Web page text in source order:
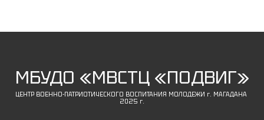
МБУДО «МВСТЦ «ПОДВИГ»
ЦЕНТР ВОЕННО-ПАТРИОТИЧЕСКОГО ВОСПИТАНИЯ МОЛОДЕЖИ г. МАГАДАНА
2025 г.